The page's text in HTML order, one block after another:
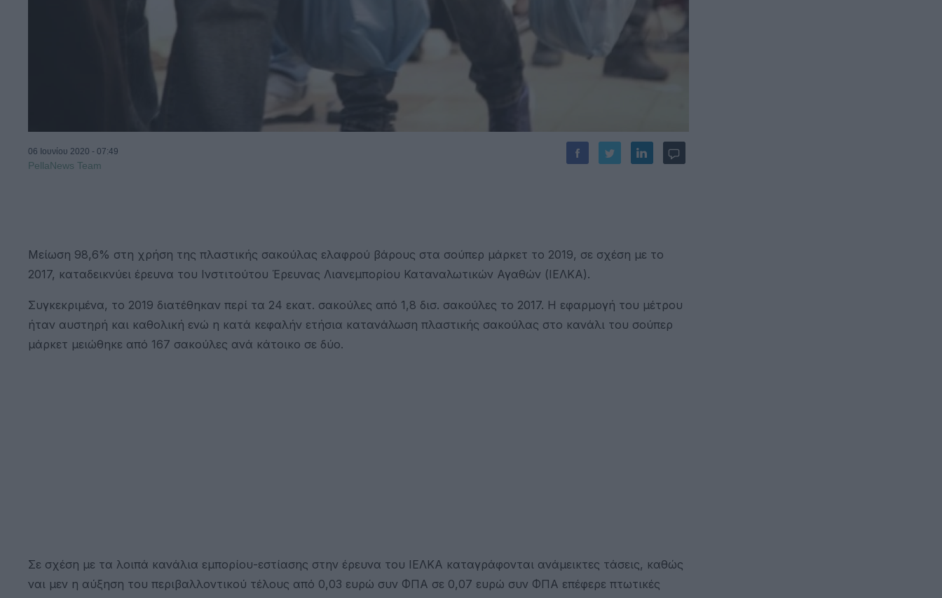
06 Ιουνίου 2020 - 07:49
PellaNews Team
Μείωση 98,6% στη χρήση της πλαστικής σακούλας ελαφρού βάρους στα σούπερ μάρκετ το 2019, σε σχέση με το
2017, καταδεικνύει έρευνα του Ινστιτούτου Έρευνας Λιανεμπορίου Καταναλωτικών Αγαθών (ΙΕΛΚΑ).
Συγκεκριμένα, το 2019 διατέθηκαν περί τα 24 εκατ. σακούλες από 1,8 δισ. σακούλες το 2017. Η εφαρμογή του μέτρου
ήταν αυστηρή και καθολική ενώ η κατά κεφαλήν ετήσια κατανάλωση πλαστικής σακούλας στο κανάλι του σούπερ
μάρκετ μειώθηκε από 167 σακούλες ανά κάτοικο σε δύο.
Σε σχέση με τα λοιπά κανάλια εμπορίου-εστίασης στην έρευνα του ΙΕΛΚΑ καταγράφονται ανάμεικτες τάσεις, καθώς
ναι μεν η αύξηση του περιβαλλοντικού τέλους από 0,03 ευρώ συν ΦΠΑ σε 0,07 ευρώ συν ΦΠΑ επέφερε πτωτικές